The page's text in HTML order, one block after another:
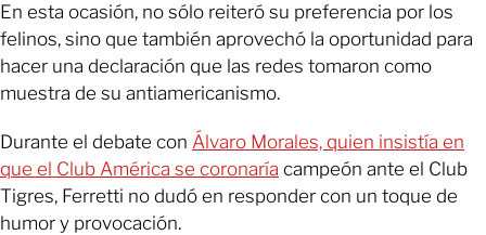
En esta ocasión, no sólo reiteró su preferencia por los
felinos, sino que también aprovechó la oportunidad para
hacer una declaración que las redes tomaron como
muestra de su antiamericanismo.
Durante el debate con Álvaro Morales, quien insistía en
que el Club América se coronaría campeón ante el Club
Tigres, Ferretti no dudó en responder con un toque de
humor y provocación.